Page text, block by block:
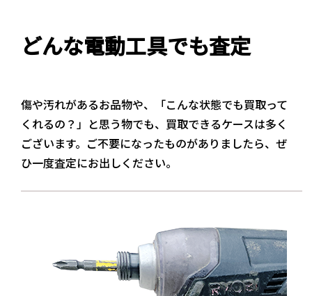
どんな電動工具でも査定
傷や汚れがあるお品物や、「こんな状態でも買取って
くれるの？」と思う物でも、買取できるケースは多く
ございます。ご不要になったものがありましたら、ぜ
ひ一度査定にお出しください。